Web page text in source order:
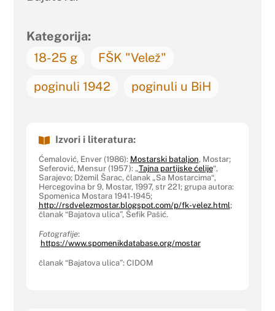
Kategorija:
18-25 g
FŠK "Velež"
poginuli 1942
poginuli u BiH
Izvori i literatura:
Ćemalović, Enver (1986): Mostarski bataljon, Mostar;
Seferović, Mensur (1957): „Tajna partijske ćelije“,
Sarajevo; Džemil Šarac, članak „Sa Mostarcima“,
Hercegovina br 9, Mostar, 1997, str 221; grupa autora:
Spomenica Mostara 1941-1945;
http://rsdvelezmostar.blogspot.com/p/fk-velez.html;
članak “Bajatova ulica”, Šefik Pašić.
Fotografije:
https://www.spomenikdatabase.org/mostar
članak “Bajatova ulica”: CIDOM